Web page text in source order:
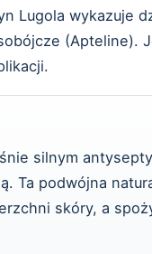
Lugola wykazuje
(Apteline).
silnym
Ta podwójna
skóry, a